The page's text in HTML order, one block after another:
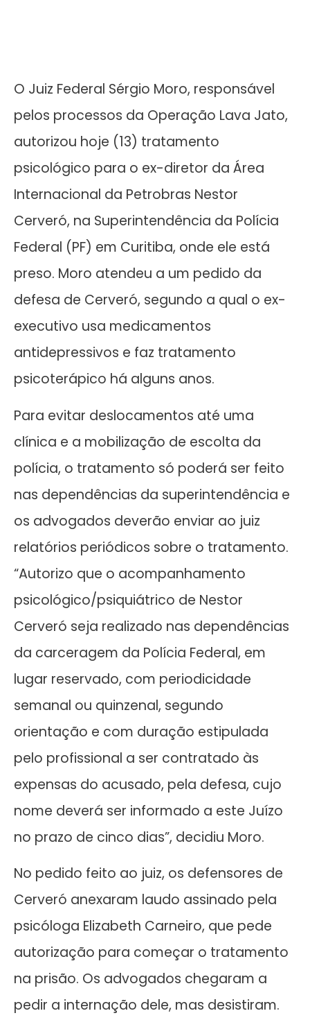
O Juiz Federal Sérgio Moro, responsável
pelos processos da Operação Lava Jato,
autorizou hoje (13) tratamento
psicológico para o ex-diretor da Área
Internacional da Petrobras Nestor
Cerveró, na Superintendência da Polícia
Federal (PF) em Curitiba, onde ele está
preso. Moro atendeu a um pedido da
defesa de Cerveró, segundo a qual o ex-
executivo usa medicamentos
antidepressivos e faz tratamento
psicoterápico há alguns anos.
Para evitar deslocamentos até uma
clínica e a mobilização de escolta da
polícia, o tratamento só poderá ser feito
nas dependências da superintendência e
os advogados deverão enviar ao juiz
relatórios periódicos sobre o tratamento.
“Autorizo que o acompanhamento
psicológico/psiquiátrico de Nestor
Cerveró seja realizado nas dependências
da carceragem da Polícia Federal, em
lugar reservado, com periodicidade
semanal ou quinzenal, segundo
orientação e com duração estipulada
pelo profissional a ser contratado às
expensas do acusado, pela defesa, cujo
nome deverá ser informado a este Juízo
no prazo de cinco dias”, decidiu Moro.
No pedido feito ao juiz, os defensores de
Cerveró anexaram laudo assinado pela
psicóloga Elizabeth Carneiro, que pede
autorização para começar o tratamento
na prisão. Os advogados chegaram a
pedir a internação dele, mas desistiram.